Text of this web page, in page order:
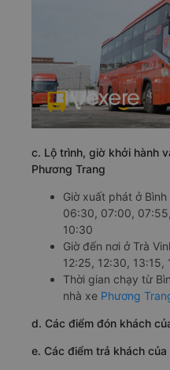
c. Lộ trình, giờ khởi hành
Phương Trang
Giờ xuất phát ở
06:30, 07:00,
10:30
Giờ đến nơi ở Trà
12:25, 12:30,
Thời gian chạy từ
nhà xe Phương
d. Các điểm đón khách
e. Các điểm trả khách